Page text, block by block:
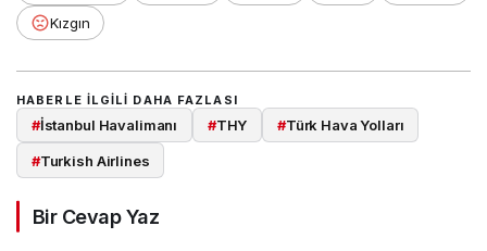
Kızgın
HABERLE ILGILI DAHA FAZLASI
#İstanbul Havalimanı #THY #Türk Hava Yolları
#Turkish Airlines
Bir Cevap Yaz